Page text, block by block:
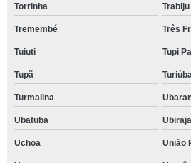
Torrinha Trabiju
Tremembé Três
Tuiuti Tupi
Tupã
Turmalina
Ubatuba
Uchoa União